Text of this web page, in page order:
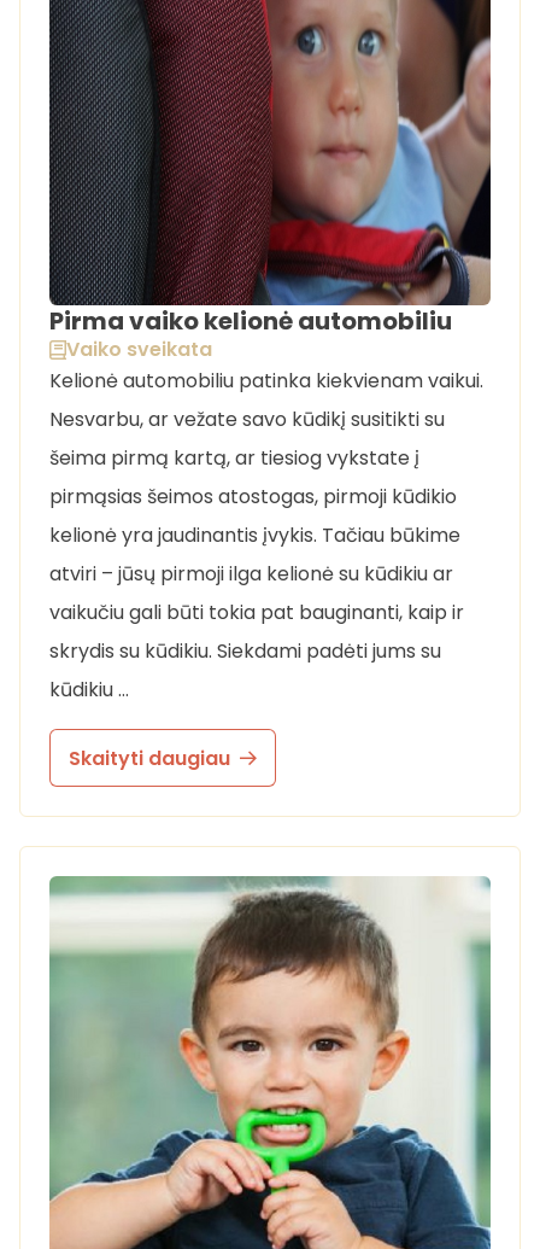
Pirma vaiko kelionė automobiliu
Vaiko sveikata
Kelionė automobiliu patinka kiekvienam vaikui.
Nesvarbu, ar vežate savo kūdikį susitikti su
šeima pirmą kartą, ar tiesiog vykstate į
pirmąsias šeimos atostogas, pirmoji kūdikio
kelionė yra jaudinantis įvykis. Tačiau būkime
atviri – jūsų pirmoji ilga kelionė su kūdikiu ar
vaikučiu gali būti tokia pat bauginanti, kaip ir
skrydis su kūdikiu. Siekdami padėti jums su
kūdikiu …
Skaityti daugiau